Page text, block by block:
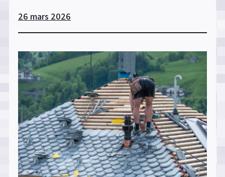
air/eau
Vosges
:
comprendre
les
avantages,
les
coûts
et
l’installation »
26 mars 2026